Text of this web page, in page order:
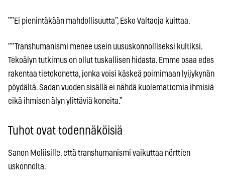
””Ei pienintäkään mahdollisuutta”, Esko Valtaoja kuittaa.
””Transhumanismi menee usein uususkonnolliseksi kultiksi.
Tekoälyn tutkimus on ollut tuskallisen hidasta. Emme osaa edes
rakentaa tietokonetta, jonka voisi käskeä poimimaan lyijykynän
pöydältä. Sadan vuoden sisällä ei nähdä kuolemattomia ihmisiä
eikä ihmisen älyn ylittäviä koneita.”
Tuhot ovat todennäköisiä
Sanon Moliisille, että transhumanismi vaikuttaa nörttien
uskonnolta.